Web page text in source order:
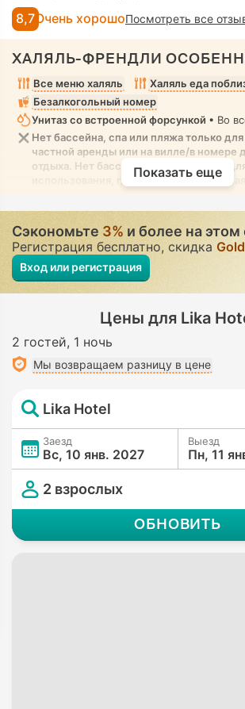
8,7 Очень хорошоПосмотреть все
ХАЛЯЛЬ-ФРЕНДЛИ
Все меню халяль
Халяль еда
Безалкогольный номер
Унитаз со встроенной форсункой • Во
Нет бассейна, спа или пляжа только
частной аренды или на вилле/в номере
отдыха. Нет бассейна, спа или пляжа
использования, где разрешена скромная
Показать еще
Сэкономьте3%и более на этом
Регистрация бесплатно, скидка Gold
Вход или регистрация
Цены для Lika
2 гостей 1 ночь
Мы возвращаем разницу в цене
Lika Hotel
Заезд
Вс, 10 янв. 2027
Выезд
Пн, 11
2 взрослых
ОБНОВИТЬ